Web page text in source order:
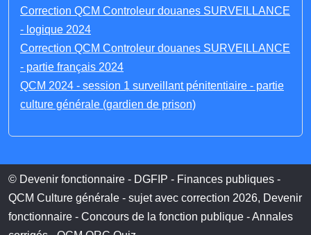
Correction QCM Controleur douanes SURVEILLANCE
- logique 2024
Correction QCM Controleur douanes SURVEILLANCE
- partie français 2024
QCM 2024 - session 1 surveillant pénitentiaire - partie
culture générale (gardien de prison)
© Devenir fonctionnaire - DGFIP - Finances publiques -
QCM Culture générale - sujet avec correction 2026, Devenir
fonctionnaire - Concours de la fonction publique - Annales